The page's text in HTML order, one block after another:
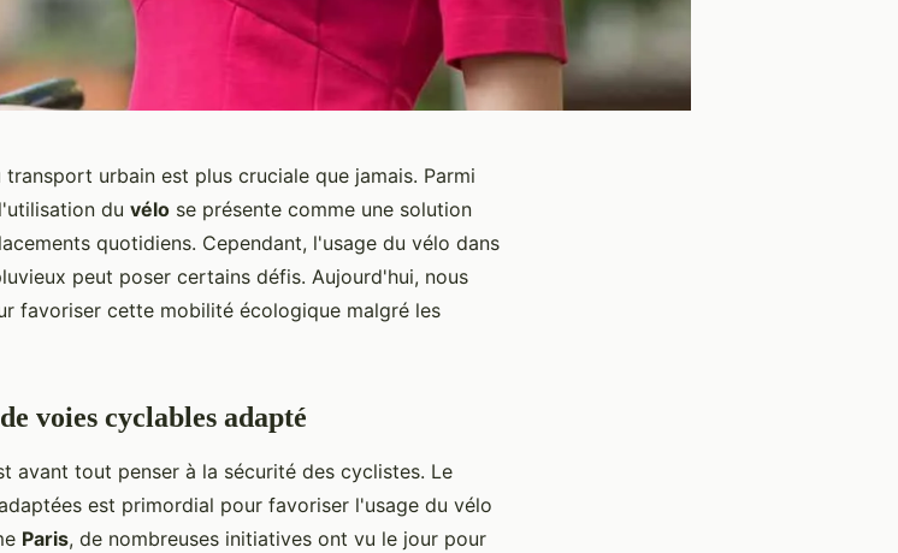
urbain est plus cruciale que jamais. Parmi
du vélo se présente comme une solution
quotidiens. Cependant, l'usage du vélo dans
peut poser certains défis. Aujourd'hui, nous
favoriser cette mobilité écologique malgré les
voies cyclables adapté
avant tout penser à la sécurité des cyclistes. Le
est primordial pour favoriser l'usage du vélo
Paris, de nombreuses initiatives ont vu le jour pour